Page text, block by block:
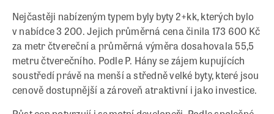
Nejčastěji nabízeným typem byly byty 2+kk, kterých bylo
v nabídce 3 200. Jejich průměrná cena činila 173 600 Kč
za metr čtvereční a průměrná výměra dosahovala 55,5
metru čtverečního. Podle P. Hány se zájem kupujících
soustředí právě na menší a středně velké byty, které jsou
cenově dostupnější a zároveň atraktivní i jako investice.